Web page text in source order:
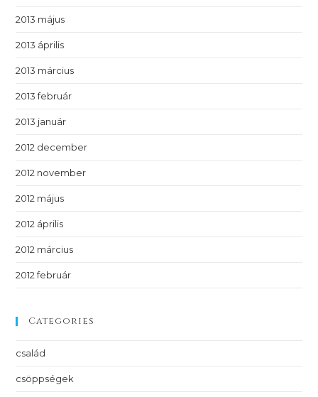
2013 május
2013 április
2013 március
2013 február
2013 január
2012 december
2012 november
2012 május
2012 április
2012 március
2012 február
Categories
család
csöppségek